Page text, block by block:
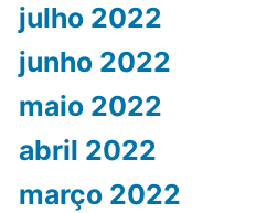
julho 2022
junho 2022
maio 2022
abril 2022
março 2022